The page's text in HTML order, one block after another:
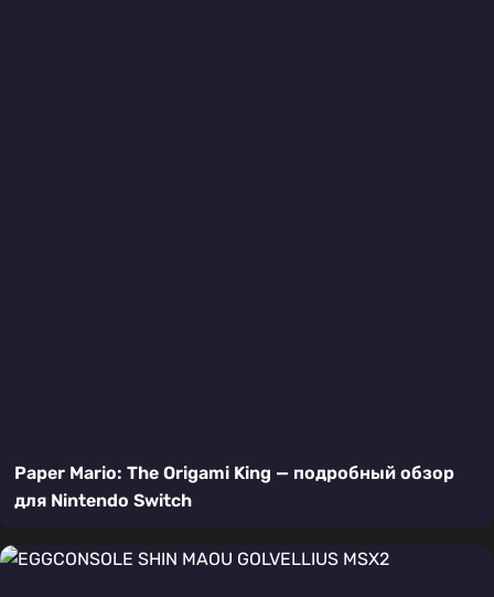
Paper Mario: The Origami King — подробный обзор
для Nintendo Switch